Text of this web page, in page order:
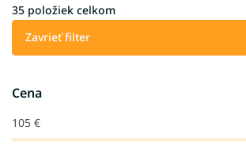
i
e
d
u
k
35 položiek celkom
Zavrieť filter
Cena
105 €